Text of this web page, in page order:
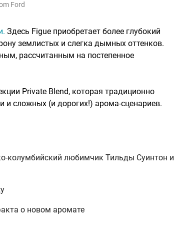
Ford
Здесь Figue приобретает более глубокий
землистых и слегка дымных оттенков.
рассчитанным на постепенное
Private Blend, которая традиционно
сложных (и дорогих!) арома-сценариев.
колумбийский любимчик Тильды Суинтон и
о новом аромате